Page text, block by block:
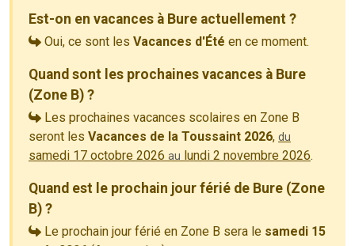
Est-on en vacances à Bure actuellement ?
Oui, ce sont les Vacances d'Été en ce moment.
Quand sont les prochaines vacances à Bure
(Zone B) ?
Les prochaines vacances scolaires en Zone B
seront les Vacances de la Toussaint 2026, du
samedi 17 octobre 2026 au lundi 2 novembre 2026.
Quand est le prochain jour férié de Bure (Zone
B) ?
Le prochain jour férié en Zone B sera le samedi 15